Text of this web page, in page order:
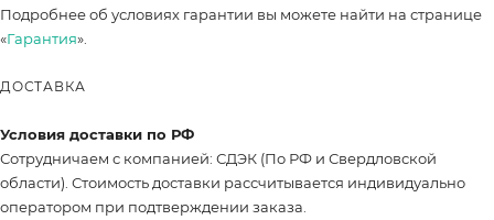
Подробнее об условиях гарантии вы можете найти на странице
«Гарантия».
ДОСТАВКА
Условия доставки по РФ
Сотрудничаем с компанией: СДЭК (По РФ и Свердловской
области). Стоимость доставки рассчитывается индивидуально
оператором при подтверждении заказа.